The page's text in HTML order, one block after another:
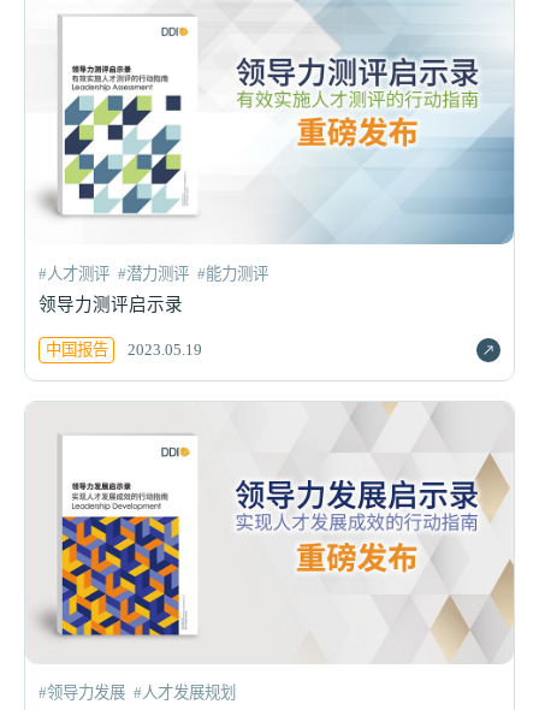
#人才测评 #潜力测评 #能力测评
领导力测评启示录
中国报告 2023.05.19
#领导力发展 #人才发展规划